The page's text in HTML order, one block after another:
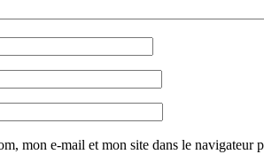
mon e-mail et mon site dans le navigateur